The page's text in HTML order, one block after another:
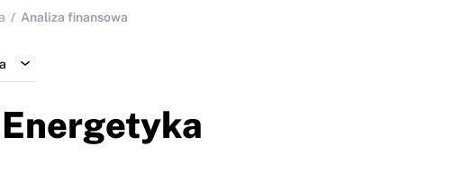
Analiza finansowa